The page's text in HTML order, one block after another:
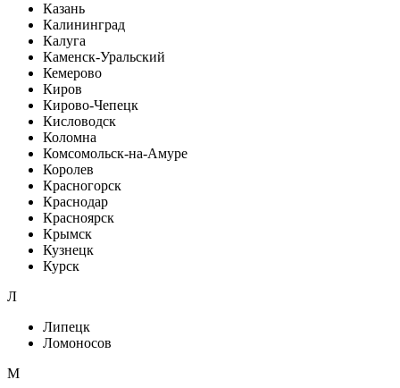
Казань
Калининград
Калуга
Каменск-Уральский
Кемерово
Киров
Кирово-Чепецк
Кисловодск
Коломна
Комсомольск-на-Амуре
Королев
Красногорск
Краснодар
Красноярск
Крымск
Кузнецк
Курск
Л
Липецк
Ломоносов
М